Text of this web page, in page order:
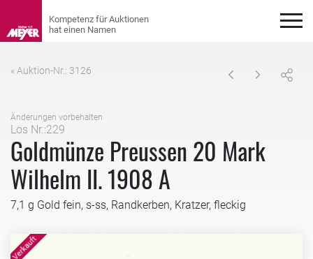
« Auktion-Nr.: 3126
Änderungen vorbehalten
Los Nr.:229
Goldmünze Preussen 20 Mark
Wilhelm II. 1908 A
7,1 g Gold fein, s-ss, Randkerben, Kratzer, fleckig